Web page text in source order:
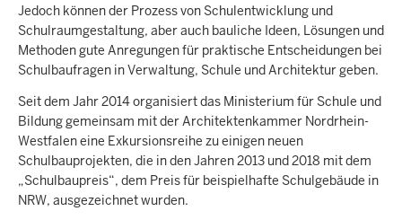
Jedoch können der Prozess von Schulentwicklung und
Schulraumgestaltung, aber auch bauliche Ideen, Lösungen und
Methoden gute Anregungen für praktische Entscheidungen bei
Schulbaufragen in Verwaltung, Schule und Architektur geben.
Seit dem Jahr 2014 organisiert das Ministerium für Schule und
Bildung gemeinsam mit der Architektenkammer Nordrhein-
Westfalen eine Exkursionsreihe zu einigen neuen
Schulbauprojekten, die in den Jahren 2013 und 2018 mit dem
„Schulbaupreis“, dem Preis für beispielhafte Schulgebäude in
NRW, ausgezeichnet wurden.